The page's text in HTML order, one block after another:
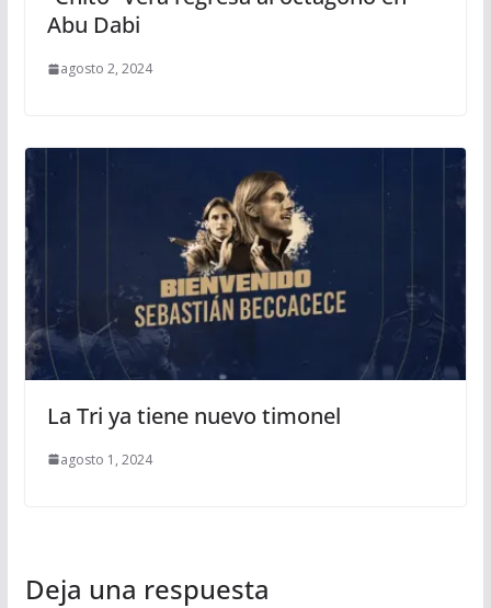
Abu Dabi
agosto 2, 2024
La Tri ya tiene nuevo timonel
agosto 1, 2024
Deja una respuesta